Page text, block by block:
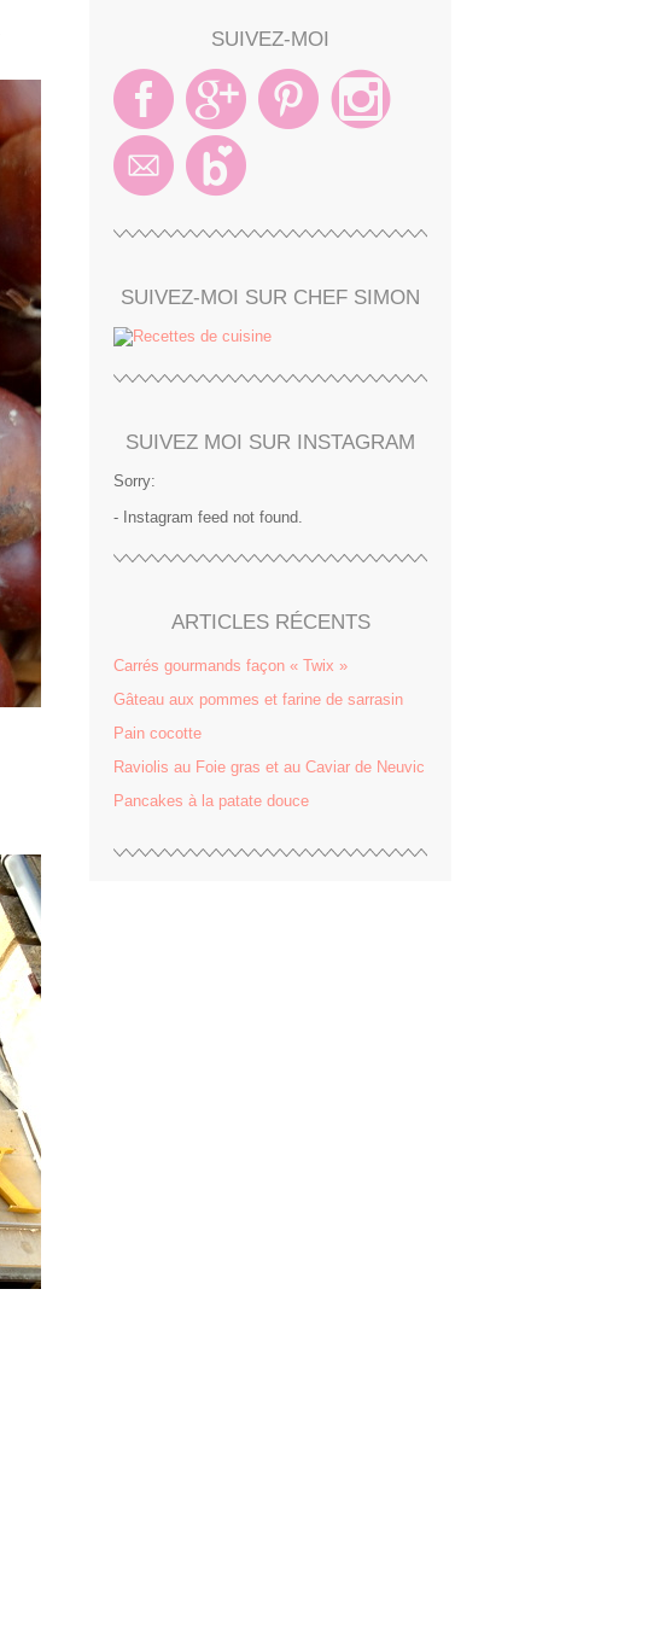
SUIVEZ-MOI
SUIVEZ-MOI SUR CHEF SIMON
SUIVEZ MOI SUR INSTAGRAM
Sorry:
- Instagram feed not found.
ARTICLES RÉCENTS
Carrés gourmands façon « Twix »
Gâteau aux pommes et farine de sarrasin
Pain cocotte
Raviolis au Foie gras et au Caviar de Neuvic
Pancakes à la patate douce